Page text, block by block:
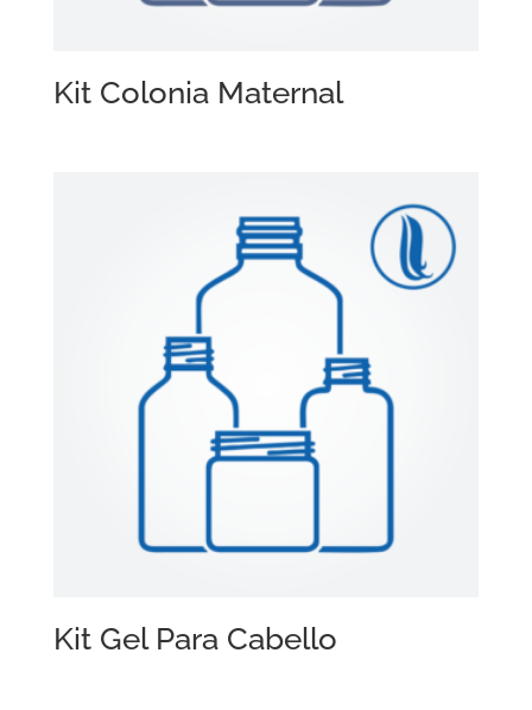
Kit Colonia Maternal
Kit Gel Para Cabello